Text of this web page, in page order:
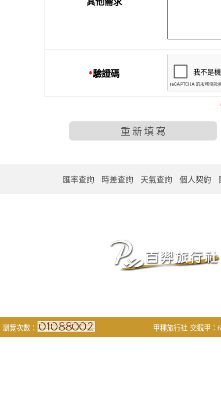
其他需求
*驗證碼
匯率查詢 時差查詢 天氣查詢 個人契約
甲種旅行社 交觀甲：
瀏覽次數：